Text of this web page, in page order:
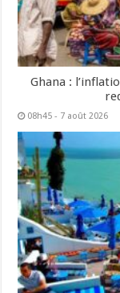
Ghana :
08h45 - 7 août 2026